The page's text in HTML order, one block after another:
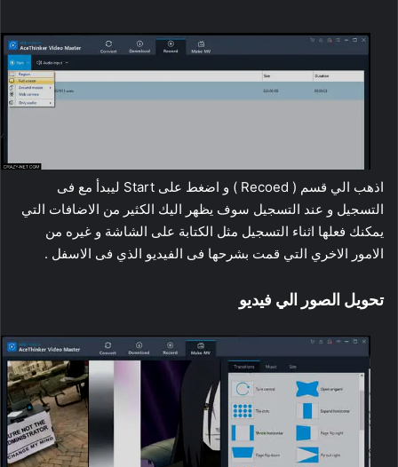
اذهب الي قسم ( Recoed ) و اضغط على Start ليبدأ مع فى
التسجيل و عند التسجيل سوف يظهر اليك الكثير من الاضافات التي
يمكنك فعلها اثناء التسجيل مثل الكتابة على الشاشة و غيره من
الامور الاخري التي قمت بشرحها فى الفيديو الذي فى الاسفل .
تحويل الصور الي فيديو